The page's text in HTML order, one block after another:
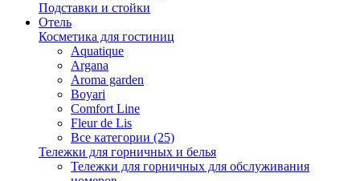
Подставки и стойки
Отель
Косметика для гостиниц
Aquatique
Argana
Aroma garden
Boyari
Comfort Line
Fleur de Lis
Все категории (25)
Тележки для горничных и белья
Тележки для горничных для обслуживания